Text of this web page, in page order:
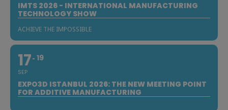
IMTS 2026 - INTERNATIONAL MANUFACTURING
TECHNOLOGY SHOW
ACHIEVE THE IMPOSSIBLE
17
SEP
19
EXPO3D ISTANBUL 2026: THE NEW MEETING POINT
FOR ADDITIVE MANUFACTURING